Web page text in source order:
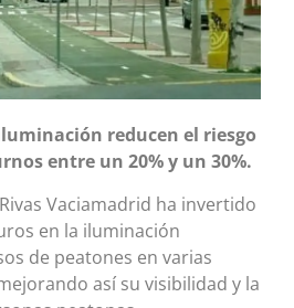
reducen el riesgo
entre un 20% y un 30%.
Vaciamadrid ha invertido
en la iluminación
de peatones en varias
así su visibilidad y la